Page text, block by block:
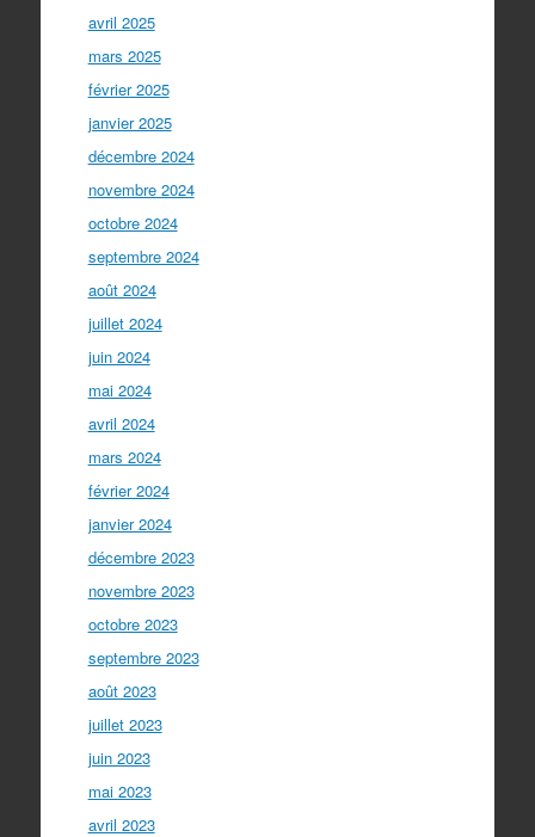
avril 2025
mars 2025
février 2025
janvier 2025
décembre 2024
novembre 2024
octobre 2024
septembre 2024
août 2024
juillet 2024
juin 2024
mai 2024
avril 2024
mars 2024
février 2024
janvier 2024
décembre 2023
novembre 2023
octobre 2023
septembre 2023
août 2023
juillet 2023
juin 2023
mai 2023
avril 2023